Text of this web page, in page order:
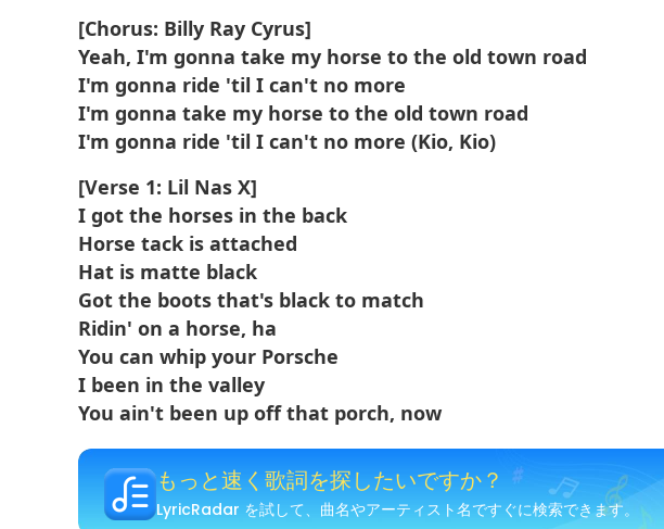
[Chorus: Billy Ray Cyrus]
Yeah, I'm gonna take my horse to the old town road
I'm gonna ride 'til I can't no more
I'm gonna take my horse to the old town road
I'm gonna ride 'til I can't no more (Kio, Kio)
[Verse 1: Lil Nas X]
I got the horses in the back
Horse tack is attached
Hat is matte black
Got the boots that's black to match
Ridin' on a horse, ha
You can whip your Porsche
I been in the valley
You ain't been up off that porch, now
もっと速く歌詞を探したいですか？
LyricRadar を試して、曲名やアーティスト名ですぐに検索できます。